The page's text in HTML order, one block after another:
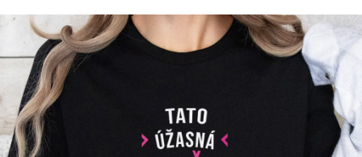
sport
Příležitosti
Domácnost